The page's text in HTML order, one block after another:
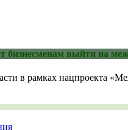
бизнесменам выйти на
в рамках нацпроекта